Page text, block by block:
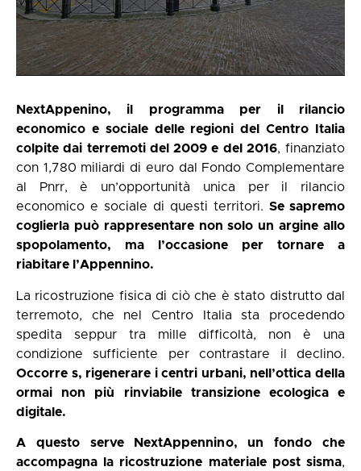
NextAppenino, il programma per il rilancio
economico e sociale delle regioni del Centro Italia
colpite dai terremoti del 2009 e del 2016, finanziato
con 1,780 miliardi di euro dal Fondo Complementare
al Pnrr, è un’opportunità unica per il rilancio
economico e sociale di questi territori. Se sapremo
coglierla può rappresentare non solo un argine allo
spopolamento, ma l’occasione per tornare a
riabitare l’Appennino.
La ricostruzione fisica di ciò che è stato distrutto dal
terremoto, che nel Centro Italia sta procedendo
spedita seppur tra mille difficoltà, non è una
condizione sufficiente per contrastare il declino.
Occorre s, rigenerare i centri urbani, nell’ottica della
ormai non più rinviabile transizione ecologica e
digitale.
A questo serve NextAppennino, un fondo che
accompagna la ricostruzione materiale post sisma,